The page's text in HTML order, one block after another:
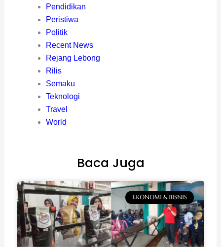
Pendidikan
Peristiwa
Politik
Recent News
Rejang Lebong
Rilis
Semaku
Teknologi
Travel
World
Baca Juga
EKONOMI & BISNIS